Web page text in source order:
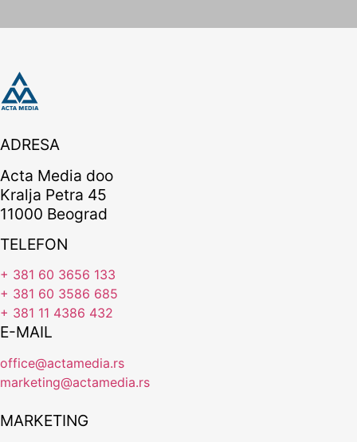
ADRESA
Acta Media doo
Kralja Petra 45
11000 Beograd
TELEFON
+ 381 60 3656 133
+ 381 60 3586 685
+ 381 11 4386 432
E-MAIL
office@actamedia.rs
marketing@actamedia.rs
MARKETING